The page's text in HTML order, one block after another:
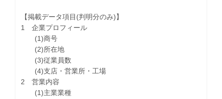
【掲載データ項目(判明分のみ)】
1 企業プロフィール
(1)商号
(2)所在地
(3)従業員数
(4)支店・営業所・工場
2 営業内容
(1)主業業種